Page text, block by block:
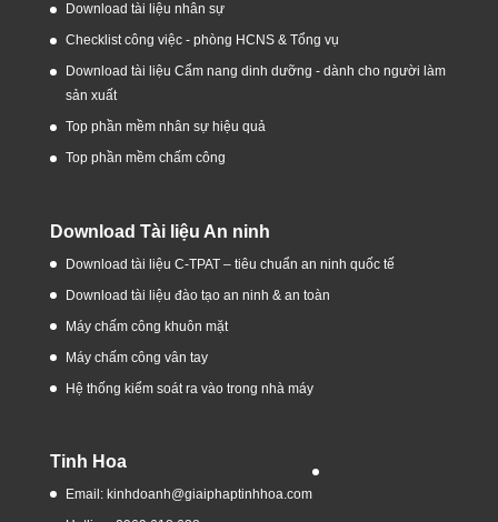
Download tài liệu nhân sự
Checklist công việc - phòng HCNS & Tổng vụ
Download tài liệu Cẩm nang dinh dưỡng - dành cho người làm
sản xuất
Top phần mềm nhân sự hiệu quả
Top phần mềm chấm công
Download Tài liệu An ninh
Download tài liệu C-TPAT – tiêu chuẩn an ninh quốc tế
Download tài liệu đào tạo an ninh & an toàn
Máy chấm công khuôn mặt
Máy chấm công vân tay
Hệ thống kiểm soát ra vào trong nhà máy
Tinh Hoa
Email: kinhdoanh@giaiphaptinhhoa.com